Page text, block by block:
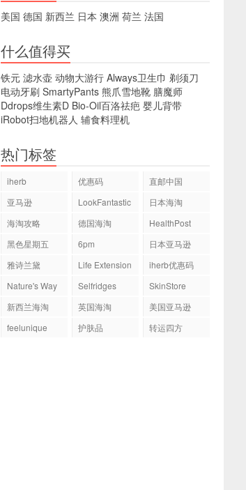
美国 德国 新西兰 日本 澳洲 荷兰 法国
什么值得买
铁元 滤水壶 动物大游行 Always卫生巾 剃须刀
电动牙刷 SmartyPants 熊爪雪地靴 膳魔师
Ddrops维生素D Bio-Oil百洛祛疤 婴儿背带
iRobot扫地机器人 辅食料理机
热门标签
iherb 优惠码
直邮中国
亚马逊
LookFantastic
日本海淘
海淘攻略
德国海淘
HealthPost
黑色星期五
6pm
日本亚马逊
雅诗兰黛
Life Extension
iherb优惠码
Nature's Way
Selfridges
SkinStore
新西兰海淘
英国海淘
美国亚马逊
feelunique
护肤品 转运四方